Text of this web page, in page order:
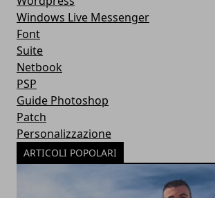
Windows Live Messenger
Font
Suite
Netbook
PSP
Guide Photoshop
Patch
Personalizzazione
ARTICOLI POPOLARI